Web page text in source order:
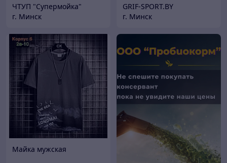
ЧТУП "Супермойка"
г. Минск
GRIF-SPORT.BY
г. Минск
Майка мужская